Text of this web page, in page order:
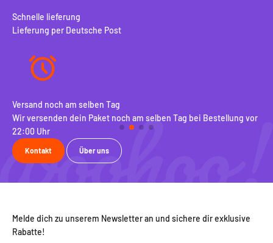
Schnelle lieferung
Lieferung per Deutsche Post
Versand noch am selben Tag
Wir versenden dein Paket noch am selben Tag bei Bestellung vor
22:00 Uhr
Kontakt Über uns
Melde dich zu unserem Newsletter an und sichere dir exklusive
Rabatte!